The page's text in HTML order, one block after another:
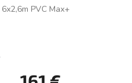
PVC Max+